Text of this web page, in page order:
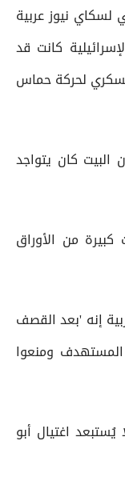
نيوز عربية
كانت قد
لحركة حماس
البيت كان يتواجد
من الأوراق
إنه 'بعد القصف
ومنعوا
اغتيال أبو